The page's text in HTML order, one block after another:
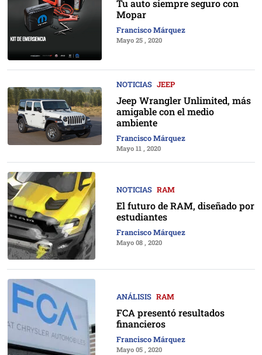
Tu auto siempre seguro con
Mopar
Francisco Márquez
Mayo 25 , 2020
NOTICIAS JEEP
Jeep Wrangler Unlimited, más
amigable con el medio
ambiente
Francisco Márquez
Mayo 11 , 2020
NOTICIAS RAM
El futuro de RAM, diseñado por
estudiantes
Francisco Márquez
Mayo 08 , 2020
ANÁLISIS RAM
FCA presentó resultados
financieros
Francisco Márquez
Mayo 05 , 2020